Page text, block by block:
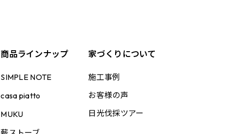
商品ラインナップ
SIMPLE NOTE
casa piatto
MUKU
家づくりについて
施工事例
お客様の声
日光伐採ツアー